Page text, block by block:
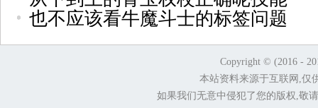
也不应该看牛魔斗士的标签问题
Copyright © (2016 -
本站资料来源于互联网,仅
如果我们无意中侵犯了您的版权,敬